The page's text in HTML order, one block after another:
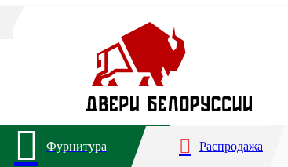
Фурнитура Распродажа